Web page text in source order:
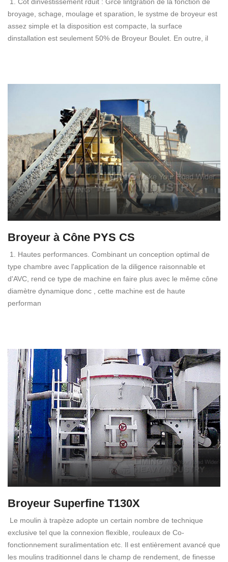
broyage, schage, moulage et sparation, le systme de broyeur est
assez simple et la disposition est compacte, la surface
dinstallation est seulement 50% de Broyeur Boulet. En outre, il
Broyeur à Cône PYS CS
1. Hautes performances. Combinant un conception optimal de
type chambre avec l'application de la diligence raisonnable et
d'AVC, rend ce type de machine en faire plus avec le même cône
diamètre dynamique donc , cette machine est de haute
performan
Broyeur Superfine T130X
Le moulin à trapèze adopte un certain nombre de technique
exclusive tel que la connexion flexible, rouleaux de Co-
fonctionnement suralimentation etc. Il est entièrement avancé que
les moulins traditionnel dans le champ de rendement, de finesse